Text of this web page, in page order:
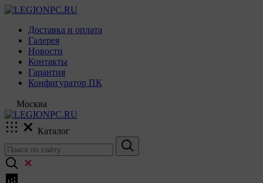
Доставка и оплата
Галерея
Новости
Контакты
Гарантия
Конфигуратор ПК
Москва
Каталог